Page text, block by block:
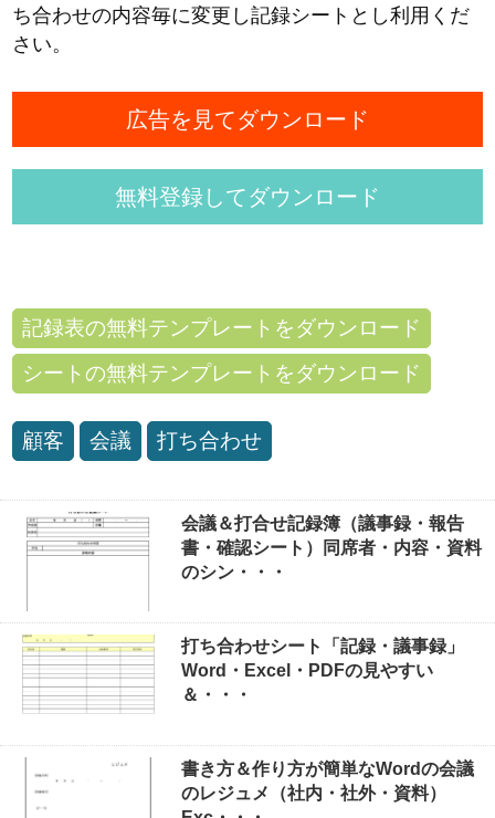
ち合わせの内容毎に変更し記録シートとし利用くだ
さい。
広告を見てダウンロード
無料登録してダウンロード
記録表の無料テンプレートをダウンロード
シートの無料テンプレートをダウンロード
顧客 会議 打ち合わせ
会議＆打合せ記録簿（議事録・報告
書・確認シート）同席者・内容・資料
のシン・・・
打ち合わせシート「記録・議事録」
Word・Excel・PDFの見やすい
＆・・・
書き方＆作り方が簡単なWordの会議
のレジュメ（社内・社外・資料）